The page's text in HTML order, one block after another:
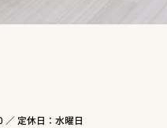
定休日：水曜日